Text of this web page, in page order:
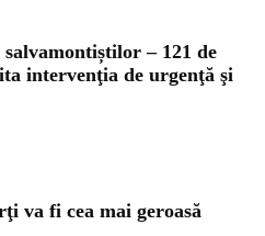
– 121 de
intervenţia de urgenţă şi
va fi cea mai geroasă